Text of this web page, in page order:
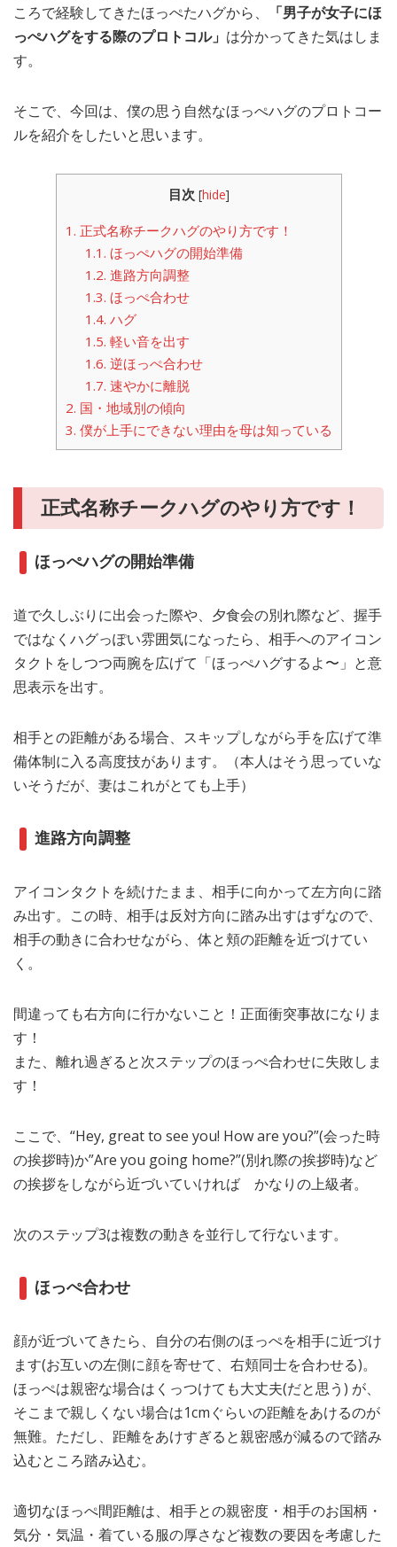
ころで経験してきたほっぺたハグから、
「男子が女子にほ
っぺハグをする際のプロトコル」 は分かってきた気はしま
す。
そこで、今回は、僕の思う自然なほっぺハグのプロトコー
ルを紹介をしたいと思います。
目次 [hide]
1. 正式名称チークハグのやり方です！
1.1.ほっぺハグの開始準備
1.2.進路方向調整
1.3.ほっぺ合わせ
1.4.ハグ
1.5.軽い音を出す
1.6.逆ほっぺ合わせ
1.7.速やかに離脱
2. 国・地域別の傾向
3. 僕が上手にできない理由を母は知っている
正式名称チークハグのやり方です！
ほっぺハグの開始準備
道で久しぶりに出会った際や、夕食会の別れ際など、握手
ではなくハグっぽい雰囲気になったら、相手へのアイコン
タクトをしつつ両腕を広げて「ほっぺハグするよ〜」と意
思表示を出す。
相手との距離がある場合、スキップしながら手を広げて準
備体制に入る高度技があります。（本人はそう思っていな
いそうだが、妻はこれがとても上手）
進路方向調整
アイコンタクトを続けたまま、相手に向かって左方向に踏
み出す。この時、相手は反対方向に踏み出すはずなので、
相手の動きに合わせながら、体と頬の距離を近づけてい
く。
間違っても右方向に行かないこと！正面衝突事故になりま
す！
また、離れ過ぎると次ステップのほっぺ合わせに失敗しま
す！
ここで、“Hey, great to see you! How are you?”(会った時
の挨拶時)か”Are you going home?”(別れ際の挨拶時)など
の挨拶をしながら近づいていければ かなりの上級者。
次のステップ3は複数の動きを並行して行ないます。
ほっぺ合わせ
顔が近づいてきたら、自分の右側のほっぺを相手に近づけ
ます(お互いの左側に顔を寄せて、右頬同士を合わせる)。
ほっぺは親密な場合はくっつけても大丈夫(だと思う) が、
そこまで親しくない場合は1cmぐらいの距離をあけるのが
無難。ただし、距離をあけすぎると親密感が減るので踏み
込むところ踏み込む。
適切なほっぺ間距離は、相手との親密度・相手のお国柄・
気分・気温・着ている服の厚さなど複数の要因を考慮した